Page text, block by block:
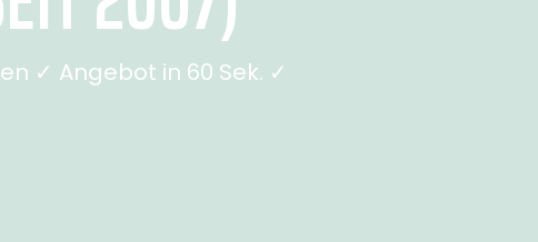
✓ Angebot in 60 Sek. ✓